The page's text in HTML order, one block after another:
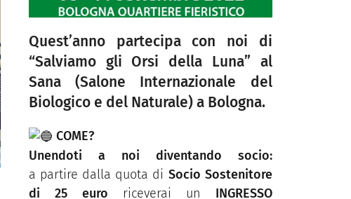
Quest’anno partecipa con noi di
“Salviamo gli Orsi della Luna” al
Sana (Salone Internazionale del
Biologico e del Naturale) a Bologna.
COME?
Unendoti a noi diventando socio:
a partire dalla quota di Socio Sostenitore
di 25 euro riceverai un INGRESSO